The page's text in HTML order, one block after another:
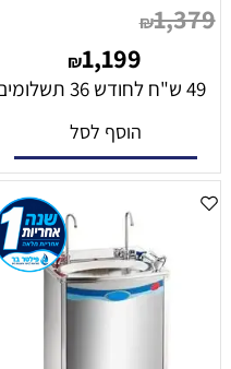
₪1,379
₪1,199
49 ש"ח לחודש 36 תשלומים
הוסף לסל